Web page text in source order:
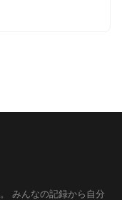
みんなの記録から自分